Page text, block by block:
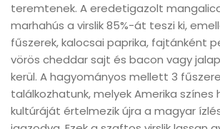
teremtenek. A eredetigazolt
marhahús a virslik 85%-át teszi ki,
fűszerek, kalocsai paprika, fajtánként
vörös cheddar sajt és bacon vagy
kerül. A hagyományos mellett 3
találkozhatunk, melyek Amerika
kultúráját értelmezik újra a magyar